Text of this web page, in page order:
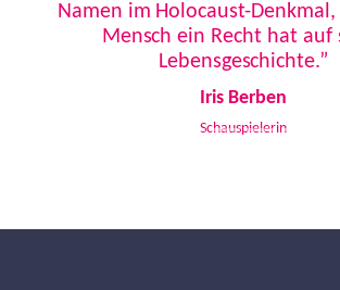
Namen im Holocaust-
Mensch ein Recht hat auf
Lebensgeschichte.”
Iris Berben
Schauspielerin